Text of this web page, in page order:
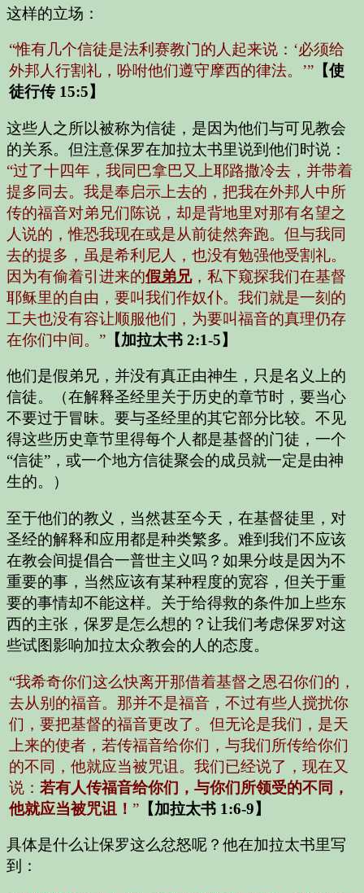
这样的立场：
“惟有几个信徒是法利赛教门的人起来说：‘必须给
外邦人行割礼，吩咐他们遵守摩西的律法。’” 【使
徒行传 15:5】
这些人之所以被称为信徒，是因为他们与可见教会
的关系。但注意保罗在加拉太书里说到他们时说：
“过了十四年，我同巴拿巴又上耶路撒冷去，并带着
提多同去。我是奉启示上去的，把我在外邦人中所
传的福音对弟兄们陈说，却是背地里对那有名望之
人说的，惟恐我现在或是从前徒然奔跑。但与我同
去的提多，虽是希利尼人，也没有勉强他受割礼。
因为有偷着引进来的假弟兄，私下窥探我们在基督
耶稣里的自由，要叫我们作奴仆。我们就是一刻的
工夫也没有容让顺服他们，为要叫福音的真理仍存
在你们中间。” 【加拉太书 2:1-5】
他们是假弟兄，并没有真正由神生，只是名义上的
信徒。（在解释圣经里关于历史的章节时，要当心
不要过于冒昧。要与圣经里的其它部分比较。不见
得这些历史章节里得每个人都是基督的门徒，一个
“信徒”，或一个地方信徒聚会的成员就一定是由神
生的。）
至于他们的教义，当然甚至今天，在基督徒里，对
圣经的解释和应用都是种类繁多。难到我们不应该
在教会间提倡合一普世主义吗？如果分歧是因为不
重要的事，当然应该有某种程度的宽容，但关于重
要的事情却不能这样。关于给得救的条件加上些东
西的主张，保罗是怎么想的？让我们考虑保罗对这
些试图影响加拉太众教会的人的态度。
“我希奇你们这么快离开那借着基督之恩召你们的，
去从别的福音。那并不是福音，不过有些人搅扰你
们，要把基督的福音更改了。但无论是我们，是天
上来的使者，若传福音给你们，与我们所传给你们
的不同，他就应当被咒诅。我们已经说了，现在又
说： 若有人传福音给你们，与你们所领受的不同，
他就应当被咒诅！ ” 【加拉太书 1:6-9】
具体是什么让保罗这么忿怒呢？他在加拉太书里写
到：